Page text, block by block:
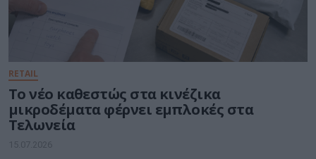
RETAIL
Το νέο καθεστώς στα κινέζικα
μικροδέματα φέρνει εμπλοκές στα
Τελωνεία
15.07.2026